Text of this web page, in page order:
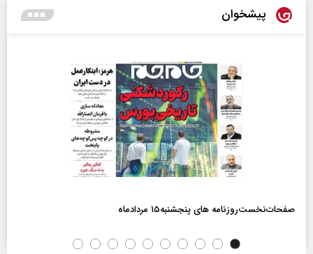
پیشخوان
صفحات‌نخست‌روزنامه ها‌ی پنجشنبه‌۱۵ مردادماه